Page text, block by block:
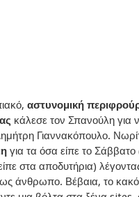
αστυνομική
κάλεσε τον Σπανούλη για
Γιαννακόπουλο.
για τα όσα είπε το Σάββατο
στα αποδυτήρια)
άνθρωπο. Βέβαια, το κακό